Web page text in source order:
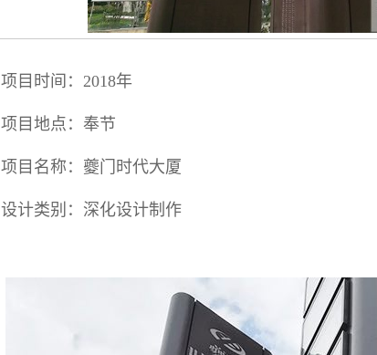
项目时间：2018年
项目地点：奉节
项目名称：夔门时代大厦
设计类别：深化设计制作